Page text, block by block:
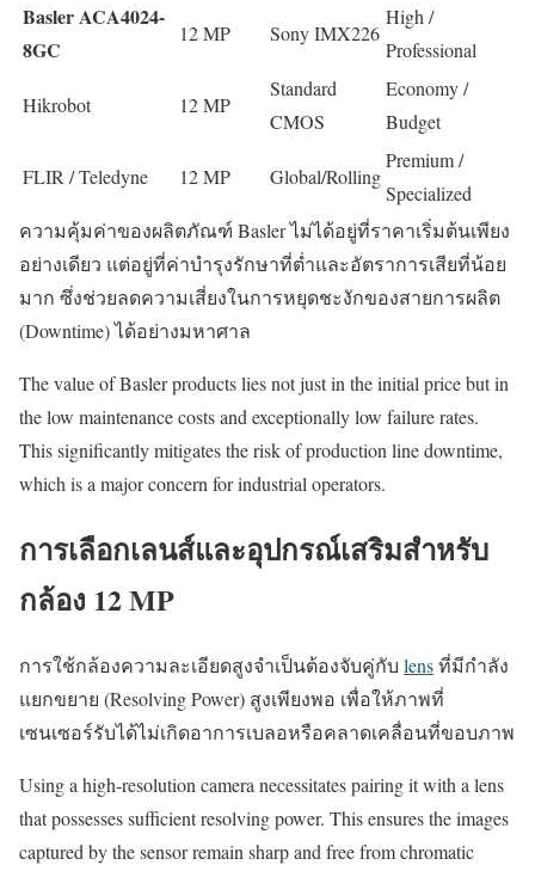
Basler ACA4024-
8GC
12 MP Sony IMX226
High /
Professional
Hikrobot 12 MP
Standard
CMOS
Economy /
Budget
FLIR / Teledyne 12 MP Global/Rolling
Premium /
Specialized
ความคุ้มค่าของผลิตภัณฑ์ Basler ไม่ได้อยู่ที่ราคาเริ่มต้นเพียง
อย่างเดียว แต่อยู่ที่ค่าบำรุงรักษาที่ต่ำและอัตราการเสียที่น้อย
มาก ซึ่งช่วยลดความเสี่ยงในการหยุดชะงักของสายการผลิต
(Downtime) ได้อย่างมหาศาล
The value of Basler products lies not just in the initial price but in
the low maintenance costs and exceptionally low failure rates.
This significantly mitigates the risk of production line downtime,
which is a major concern for industrial operators.
การเลือกเลนส์และอุปกรณ์เสริมสำหรับ
กล้อง 12 MP
การใช้กล้องความละเอียดสูงจำเป็นต้องจับคู่กับ lensที่มีกำลัง
แยกขยาย (Resolving Power) สูงเพียงพอ เพื่อให้ภาพที่
เซนเซอร์รับได้ไม่เกิดอาการเบลอหรือคลาดเคลื่อนที่ขอบภาพ
Using a high-resolution camera necessitates pairing it with a lens
that possesses sufficient resolving power. This ensures the images
captured by the sensor remain sharp and free from chromatic